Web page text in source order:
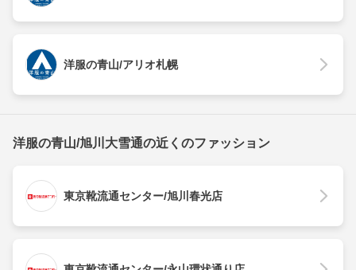
洋服の青山/アリオ札幌
洋服の青山/旭川大雪通の近くのファッション
東京靴流通センター/旭川春光店